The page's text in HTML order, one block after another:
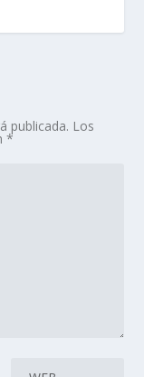
publicada. Los
*